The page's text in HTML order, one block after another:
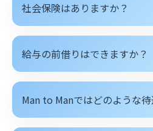
社会保険はありますか？
給与の前借りはできますか？
Man to Manではどのような